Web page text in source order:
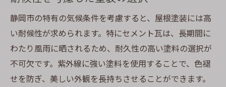
静岡市の特有の気候条件を考慮すると、屋根塗装には高
い耐候性が求められます。特にセメント瓦は、長期間に
わたり風雨に晒されるため、耐久性の高い塗料の選択が
不可欠です。紫外線に強い塗料を使用することで、色褪
せを防ぎ、美しい外観を長持ちさせることができます。